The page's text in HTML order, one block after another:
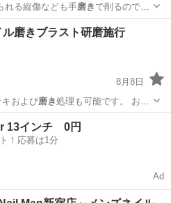
れる縦傷なども手磨き で削るので追
ますので、作業終了…
その他
磨きブラスト研磨施行
8月8日
キおよび磨き処理も可能です。 お見
ラスト
13インチ 0円
！応募は1分
Ad